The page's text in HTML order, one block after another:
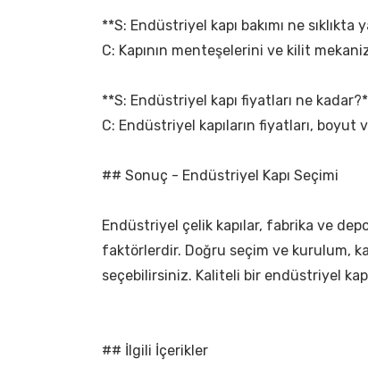
**S: Endüstriyel kapı bakımı ne sıklıkta
C: Kapının menteşelerini ve kilit
**S: Endüstriyel kapı fiyatları ne
C: Endüstriyel kapıların fiyatları, boyut
## Sonuç - Endüstriyel Kapı Seçimi
Endüstriyel çelik kapılar, fabrika ve
faktörlerdir. Doğru seçim ve kurulum,
seçebilirsiniz. Kaliteli bir endüstriyel
## İlgili İçerikler